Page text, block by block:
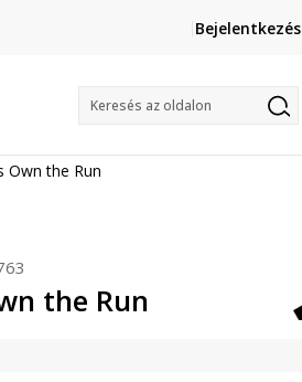
Lépj velünk kapcsolatba
online@sport-vision.huBejelentkezés
Keresés az oldalon
Own the Run
the Run